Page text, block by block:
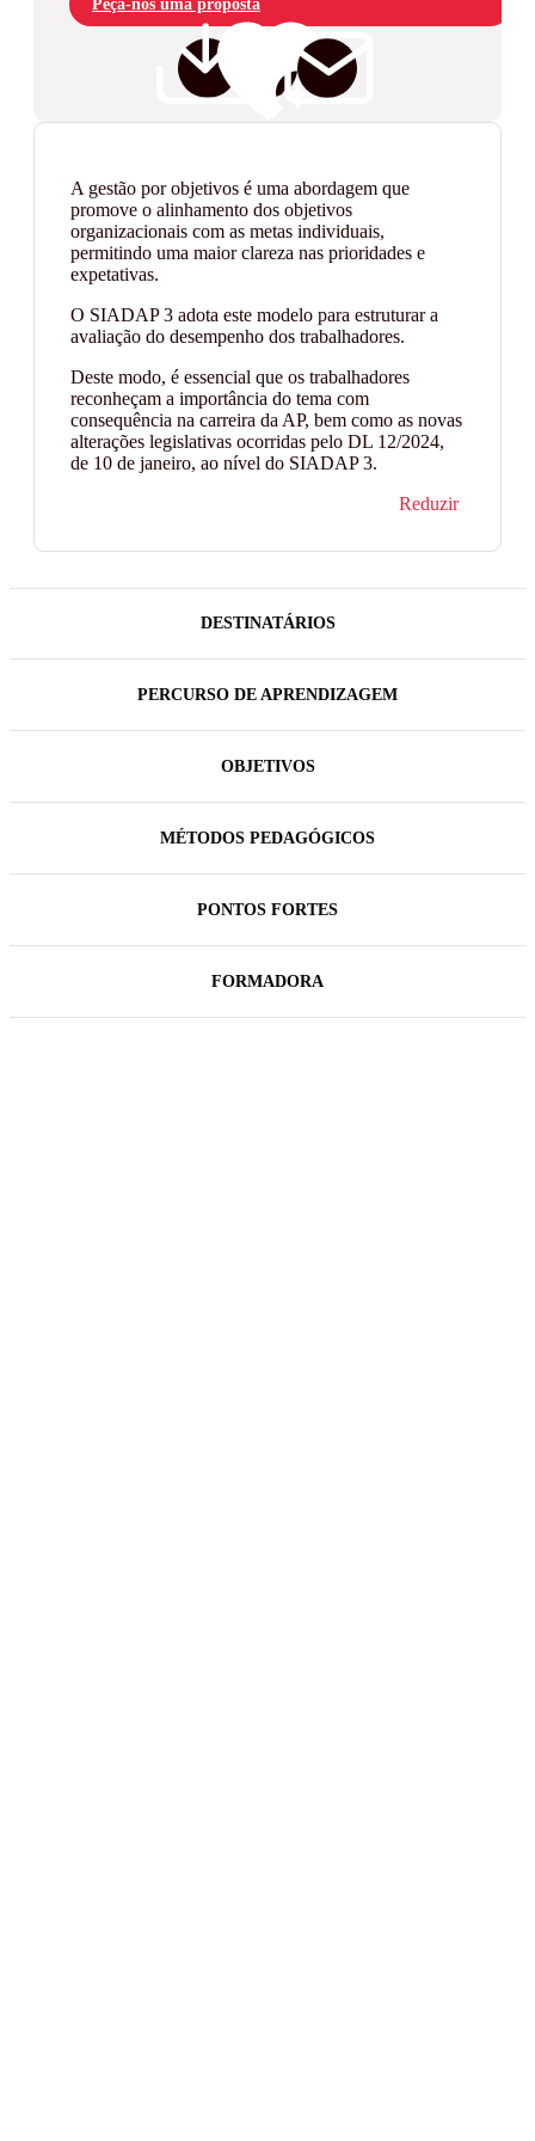
Peça-nos uma proposta
A gestão por objetivos é uma abordagem que
promove o alinhamento dos objetivos
organizacionais com as metas individuais,
permitindo uma maior clareza nas prioridades e
expetativas.
O SIADAP 3 adota este modelo para estruturar a
avaliação do desempenho dos trabalhadores.
Deste modo, é essencial que os trabalhadores
reconheçam a importância do tema com
consequência na carreira da AP, bem como as novas
alterações legislativas ocorridas pelo DL 12/2024,
de 10 de janeiro, ao nível do SIADAP 3.
Reduzir
DESTINATÁRIOS
PERCURSO DE APRENDIZAGEM
OBJETIVOS
MÉTODOS PEDAGÓGICOS
PONTOS FORTES
FORMADORA